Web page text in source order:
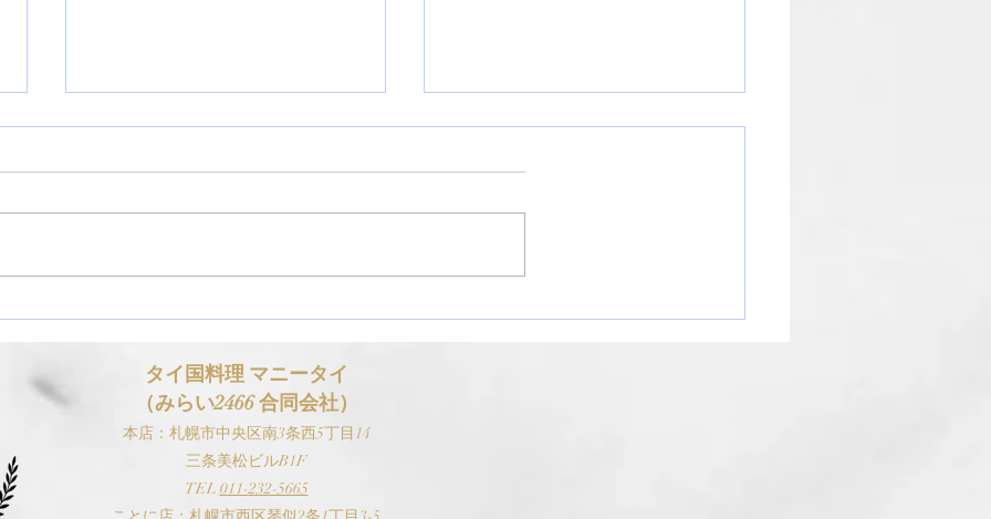
ールについて
タイ国料理 マニータイ
（みらい2466 合同会社）
本店：札幌市中央区南3条西5丁目14
三条美松ビルB1F
TEL 011-232-5665